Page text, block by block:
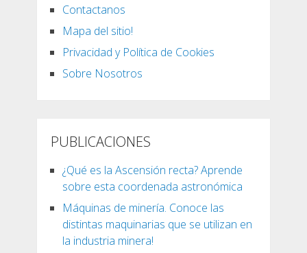
Contactanos
Mapa del sitio!
Privacidad y Política de Cookies
Sobre Nosotros
PUBLICACIONES
¿Qué es la Ascensión recta? Aprende
sobre esta coordenada astronómica
Máquinas de minería. Conoce las
distintas maquinarias que se utilizan en
la industria minera!